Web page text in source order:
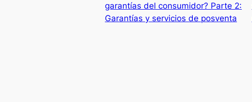
garantías del consumidor? Parte 2:
Garantías y servicios de posventa